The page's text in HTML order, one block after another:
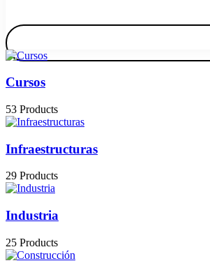
Cursos
53 Products
Infraestructuras
29 Products
Industria
25 Products